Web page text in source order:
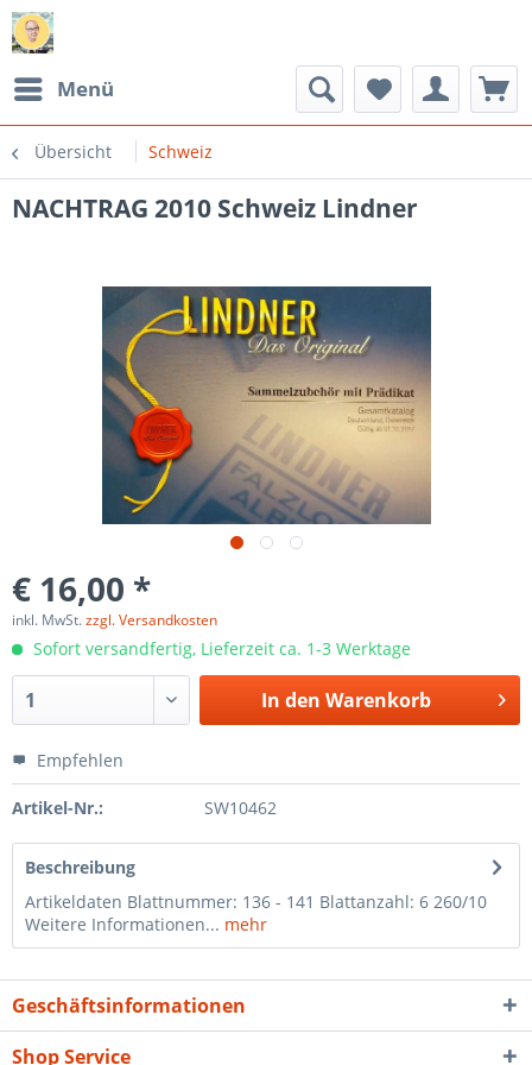
Menü
Übersicht Schweiz
NACHTRAG 2010 Schweiz Lindner
€ 16,00 *
inkl. MwSt.zzgl. Versandkosten
Sofort versandfertig, Lieferzeit ca. 1-3 Werktage
In den Warenkorb
Empfehlen
Artikel-Nr.: SW10462
Beschreibung
Artikeldaten Blattnummer: 136 - 141 Blattanzahl: 6 260/10
Weitere Informationen... mehr
Geschäftsinformationen
Shop Service